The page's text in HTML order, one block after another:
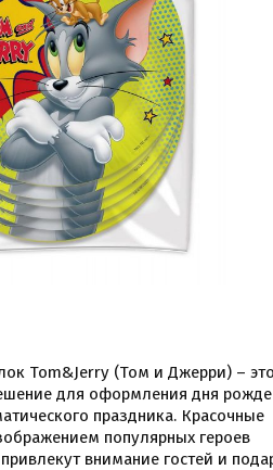
Tom&Jerry (Том и Джерри) –
для оформления дня
праздника. Красочные
популярных героев
внимание гостей и